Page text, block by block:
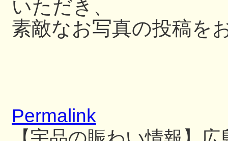
いただき、
素敵なお写真の投稿を
Permalink